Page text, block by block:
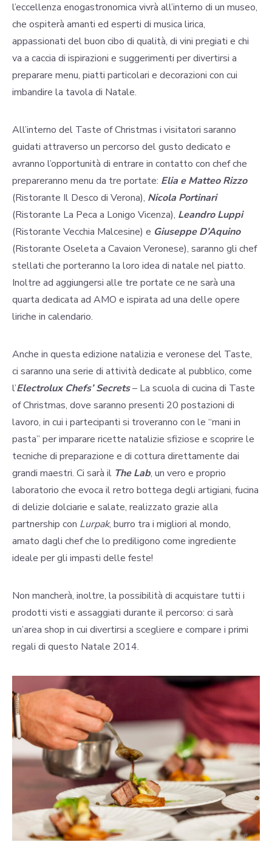
l’eccellenza enogastronomica vivrà all’interno di un museo,
che ospiterà amanti ed esperti di musica lirica,
appassionati del buon cibo di qualità, di vini pregiati e chi
va a caccia di ispirazioni e suggerimenti per divertirsi a
preparare menu, piatti particolari e decorazioni con cui
imbandire la tavola di Natale.
All’interno del Taste of Christmas i visitatori saranno
guidati attraverso un percorso del gusto dedicato e
avranno l’opportunità di entrare in contatto con chef che
prepareranno menu da tre portate: Elia e Matteo Rizzo
(Ristorante Il Desco di Verona), Nicola Portinari
(Ristorante La Peca a Lonigo Vicenza), Leandro Luppi
(Ristorante Vecchia Malcesine) e Giuseppe D’Aquino
(Ristorante Oseleta a Cavaion Veronese), saranno gli chef
stellati che porteranno la loro idea di natale nel piatto.
Inoltre ad aggiungersi alle tre portate ce ne sarà una
quarta dedicata ad AMO e ispirata ad una delle opere
liriche in calendario.
Anche in questa edizione natalizia e veronese del Taste,
ci saranno una serie di attività dedicate al pubblico, come
l’Electrolux Chefs’ Secrets– La scuola di cucina di Taste
of Christmas, dove saranno presenti 20 postazioni di
lavoro, in cui i partecipanti si troveranno con le “mani in
pasta” per imparare ricette natalizie sfiziose e scoprire le
tecniche di preparazione e di cottura direttamente dai
grandi maestri. Ci sarà il The Lab, un vero e proprio
laboratorio che evoca il retro bottega degli artigiani, fucina
di delizie dolciarie e salate, realizzato grazie alla
partnership con Lurpak, burro tra i migliori al mondo,
amato dagli chef che lo prediligono come ingrediente
ideale per gli impasti delle feste!
Non mancherà, inoltre, la possibilità di acquistare tutti i
prodotti visti e assaggiati durante il percorso: ci sarà
un’area shop in cui divertirsi a scegliere e compare i primi
regali di questo Natale 2014.